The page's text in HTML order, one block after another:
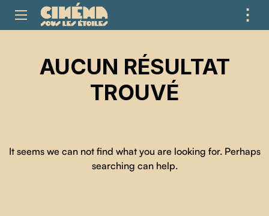
⋮
AUCUN RÉSULTAT
TROUVÉ
It seems we can not find what you are looking for. Perhaps
searching can help.